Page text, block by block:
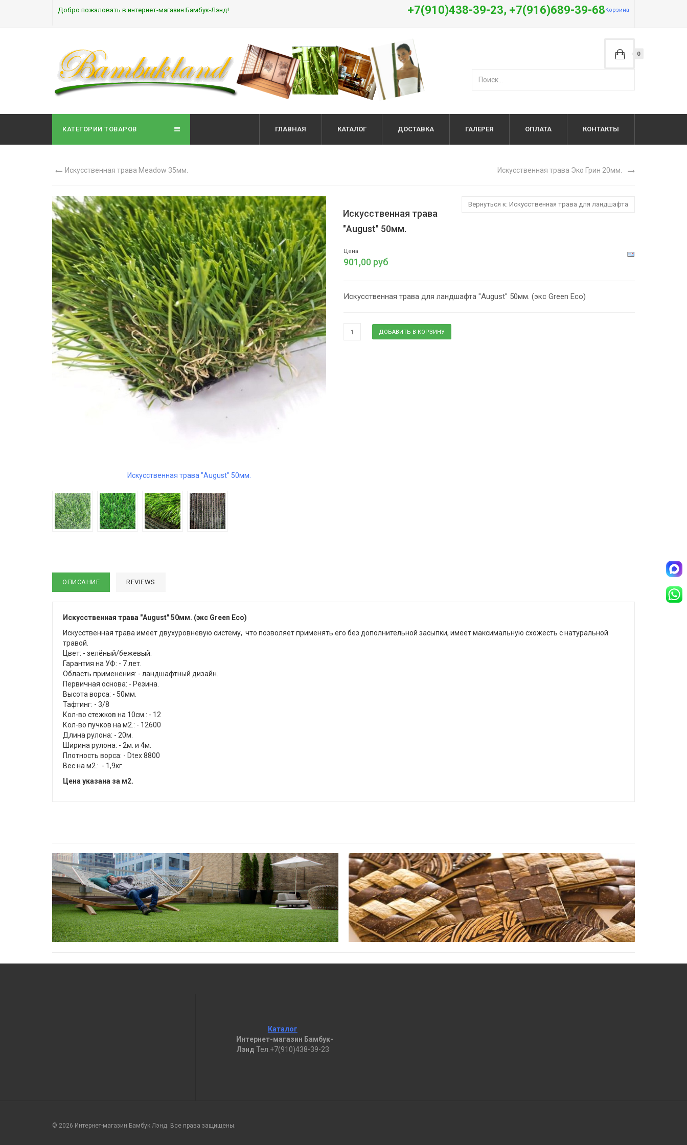
Добро пожаловать в интернет-магазин Бамбук-Лэнд! Корзина
+7(910)438-39-23, +7(916)689-39-68
0
КАТЕГОРИИ ТОВАРОВ ГЛАВНАЯ КАТАЛОГ ДОСТАВКА ГАЛЕРЕЯ ОПЛАТА КОНТАКТЫ
Искусственная трава Meadow 35мм. Искусственная трава Эко Грин 20мм.
Искусственная трава "August" 50мм.
Вернуться к: Искусственная трава для ландшафта
Искусственная трава
"August" 50мм.
Цена
901,00 руб
Искусственная трава для ландшафта "August" 50мм. (экс Green Eco)
ОПИСАНИЕ REVIEWS
Искусственная трава "August" 50мм. (экс Green Eco)
Искусственная трава имеет двухуровневую систему, что позволяет применять его без дополнительной засыпки, имеет максимальную схожесть с натуральной
травой.
Цвет: - зелёный/бежевый.
Гарантия на УФ: - 7 лет.
Область применения: - ландшафтный дизайн.
Первичная основа: - Резина.
Высота ворса: - 50мм.
Тафтинг: - 3/8
Кол-во стежков на 10см.: - 12
Кол-во пучков на м2.: - 12600
Длина рулона: - 20м.
Ширина рулона: - 2м. и 4м.
Плотность ворса: - Dtex 8800
Вес на м2.: - 1,9кг.
Цена указана за м2.
Каталог
Интернет-магазин Бамбук-
Лэнд Тел.+7(910)438-39-23
© 2026 Интернет-магазин Бамбук Лэнд. Все права защищены.